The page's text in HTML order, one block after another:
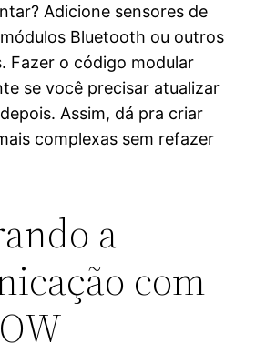
Adicione sensores de
Bluetooth ou outros
Fazer o código modular
se você precisar atualizar
Assim, dá pra criar
complexas sem refazer
a
com